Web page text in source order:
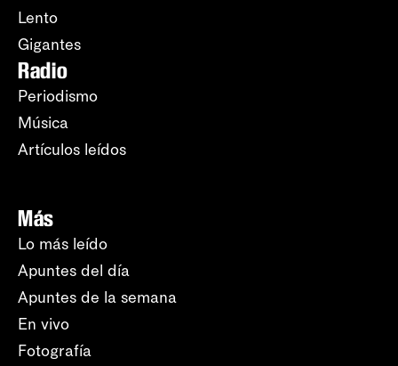
Lento
Gigantes
Radio
Periodismo
Música
Artículos leídos
Más
Lo más leído
Apuntes del día
Apuntes de la semana
En vivo
Fotografía